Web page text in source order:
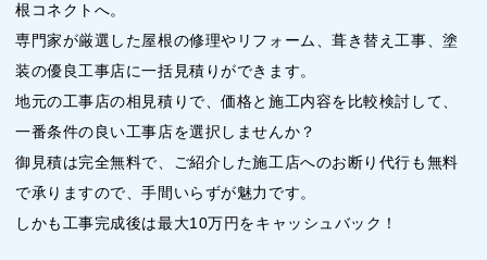
根コネクトへ。
専門家が厳選した屋根の修理やリフォーム、葺き替え工事、塗
装の優良工事店に一括見積りができます。
地元の工事店の相見積りで、価格と施工内容を比較検討して、
一番条件の良い工事店を選択しませんか？
御見積は完全無料で、ご紹介した施工店へのお断り代行も無料
で承りますので、手間いらずが魅力です。
しかも工事完成後は最大10万円をキャッシュバック！